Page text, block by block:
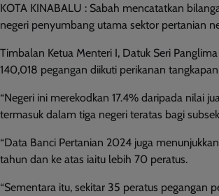
KOTA KINABALU : Sabah mencatatkan
negeri penyumbang utama sektor pertanian
Timbalan Ketua Menteri I, Datuk Seri
140,018 pegangan diikuti perikanan
“Negeri ini merekodkan 17.4% daripada nilai
termasuk dalam tiga negeri teratas bagi
“Data Banci Pertanian 2024 juga
tahun dan ke atas iaitu lebih 70 peratus.
“Sementara itu, sekitar 35 peratus pegangan